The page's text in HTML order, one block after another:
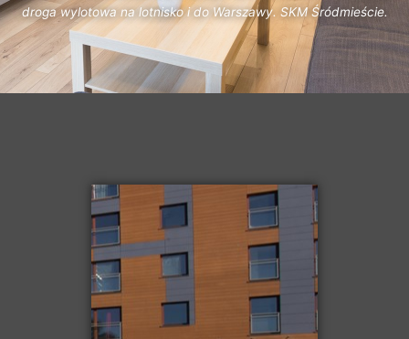
droga wylotowa na lotnisko i do Warszawy. SKM Śródmieście.